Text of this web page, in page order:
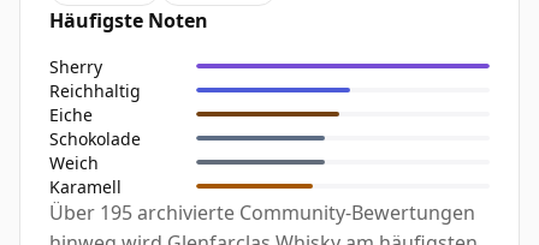
Häufigste Noten
Sherry
Reichhaltig
Eiche
Schokolade
Weich
Karamell
Über 195 archivierte Community-Bewertungen